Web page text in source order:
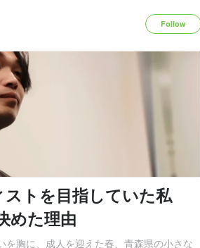
Follow
トを目指していた私
めた理由
を胸に、成人を迎えた春、青森県の小さな